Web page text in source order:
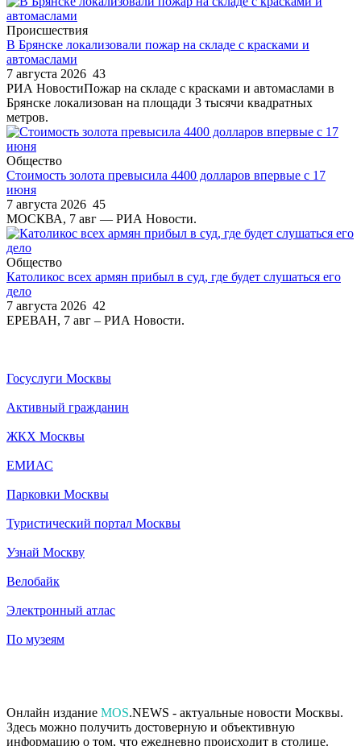
Происшествия
В Брянске локализовали пожар на складе с красками и
автомаслами
7 августа 2026 43
РИА НовостиПожар на складе с красками и автомаслами в
Брянске локализован на площади 3 тысячи квадратных
метров.
Общество
Стоимость золота превысила 4400 долларов впервые с 17
июня
7 августа 2026 45
МОСКВА, 7 авг — РИА Новости.
Общество
Католикос всех армян прибыл в суд, где будет слушаться его
дело
7 августа 2026 42
ЕРЕВАН, 7 авг – РИА Новости.
Госуслуги Москвы
Активный гражданин
ЖКХ Москвы
ЕМИАС
Парковки Москвы
Туристический портал Москвы
Узнай Москву
Велобайк
Электронный атлас
По музеям
Онлайн издание MOS.NEWS - актуальные новости Москвы.
Здесь можно получить достоверную и объективную
информацию о том, что ежедневно происходит в столице.